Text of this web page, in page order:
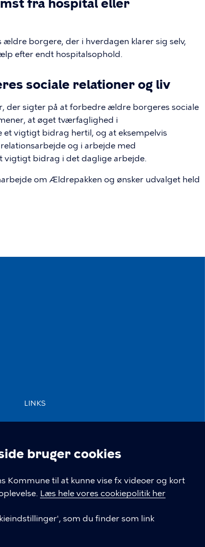
bruger cookies
Kommune til at kunne vise fx videoer og kort
Læs hele vores cookiepolitik her
som du finder som link
fra hospital eller
borgere, der i hverdagen klarer sig selv,
efter endt hospitalsophold.
sociale relationer og liv
der sigter på at forbedre ældre borgeres sociale
at øget tværfaglighed i
vigtigt bidrag hertil, og at eksempelvis
og i arbejde med
vigtigt bidrag i det daglige arbejde.
om Ældrepakken og ønsker udvalget held
LINKS
Tilgængelighedserklæring
Cookiepolitik